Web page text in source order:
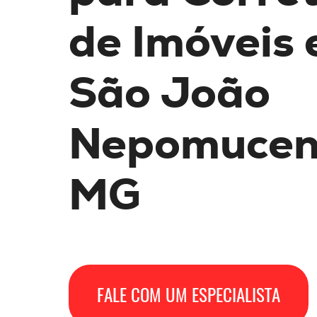
de Imóveis
São João
MG
FALE COM UM ESPECIALISTA